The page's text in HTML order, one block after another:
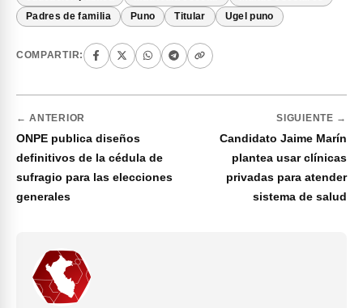
Padres de familia Puno Titular Ugel puno
COMPARTIR:
← ANTERIOR
ONPE publica diseños
definitivos de la cédula de
sufragio para las elecciones
generales
SIGUIENTE →
Candidato Jaime Marín
plantea usar clínicas
privadas para atender
sistema de salud